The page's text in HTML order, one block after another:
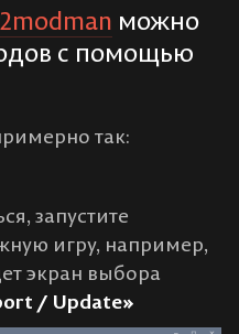
можно
с помощью
так:
запустите
игру, например,
экран выбора
/ Update»